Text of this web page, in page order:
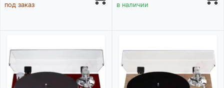
под заказ в наличии